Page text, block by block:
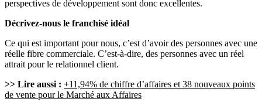
perspectives de développement sont donc excellentes.
Décrivez-nous le franchisé idéal
Ce qui est important pour nous, c’est d’avoir des personnes avec une
réelle fibre commerciale. C’est-à-dire, des personnes avec un réel
attrait pour le relationnel client.
>> Lire aussi : +11,94% de chiffre d’affaires et 38 nouveaux points
de vente pour le Marché aux Affaires